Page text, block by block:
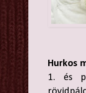
Hurkos
1. és